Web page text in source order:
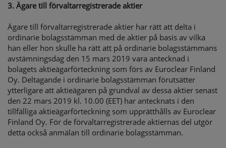
3. Ägare till förvaltarregistrerade aktier
Ägare till förvaltarregistrerade aktier har rätt att delta i
ordinarie bolagsstämman med de aktier på basis av vilka
han eller hon skulle ha rätt att på ordinarie bolagsstämmans
avstämningsdag den 15 mars 2019 vara antecknad i
bolagets aktieägarförteckning som förs av Euroclear Finland
Oy. Deltagande i ordinarie bolagsstämman förutsätter
ytterligare att aktieägaren på grundval av dessa aktier senast
den 22 mars 2019 kl. 10.00 (EET) har antecknats i den
tillfälliga aktieägarförteckning som upprätthålls av Euroclear
Finland Oy. För de förvaltarregistrerade aktiernas del utgör
detta också anmälan till ordinarie bolagsstämman.